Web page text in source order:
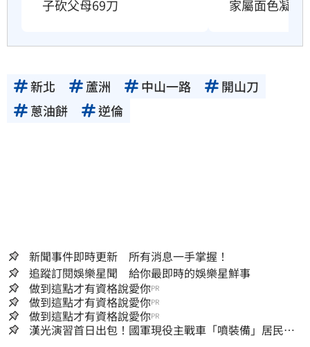
子砍父母69刀
家屬面色凝重
新北 蘆洲 中山一路
開山刀
蔥油餅
逆倫
新聞事件即時更新 所有消息一手掌握！
追蹤訂閱娛樂星聞 給你最即時的娛樂星鮮事
做到這點才有資格說愛你PR
做到這點才有資格說愛你PR
做到這點才有資格說愛你PR
漢光演習首日出包！國軍現役主戰車「噴裝備」居民撿